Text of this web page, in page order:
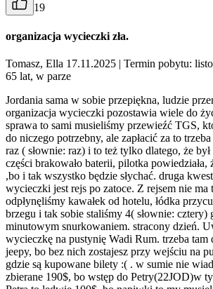
19
organizacja wycieczki zła.
Tomasz, Ella 17.11.2025 | Termin pobytu:
65 lat, w parze
Jordania sama w sobie przepiękna, ludzie
organizacja wycieczki pozostawia wiele do
sprawa to sami musieliśmy przewieźć TGS,
do niczego potrzebny, ale zapłacić za to
raz ( słownie: raz) i to też tylko dlatego, że
części brakowało baterii, pilotka powiedziała,
,bo i tak wszystko będzie słychać. druga
wycieczki jest rejs po zatoce. Z rejsem nie ma
odpłynęliśmy kawałek od hotelu, łódka
brzegu i tak sobie staliśmy 4( słownie: cztery)
minutowym snurkowaniem. stracony dzień.
wycieczkę na pustynię Wadi Rum. trzeba tam
jeepy, bo bez nich zostajesz przy wejściu na
gdzie są kupowane bilety :( . w sumie nie
zbierane 190$, bo wstęp do Petry(22JOD)w